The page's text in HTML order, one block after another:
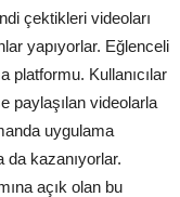
çektikleri videoları
yapıyorlar. Eğlenceli
platformu. Kullanıcılar
paylaşılan videolarla
uygulama
da kazanıyorlar.
açık olan bu